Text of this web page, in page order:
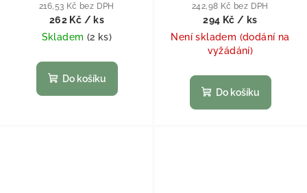
216,53 Kč bez DPH
262 Kč / ks
Skladem (2 ks)
Do košíku
242,98 Kč bez DPH
294 Kč / ks
Není skladem (dodání na
vyžádání)
Do košíku